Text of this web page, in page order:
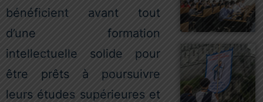
bénéficient avant tout
d’une formation
intellectuelle solide pour
être prêts à poursuivre
leurs études supérieures et